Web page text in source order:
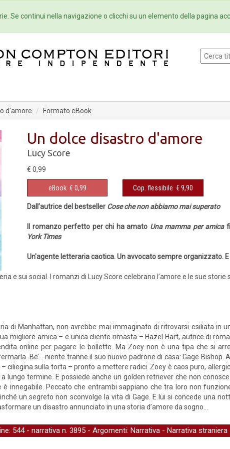
Autori Eventi Collane Newsletter
d'amore Formato eBook
Un dolce disastro d'amore
Lucy Score
€ 0,99
eBook € 0,99 Cop. flessibile € 9,90
Dall’autrice del bestseller Cose che non abbiamo mai superato
Il romanzo perfetto per chi ha amato Una mamma per amica
York Times
Un'agente letteraria caotica. Un avvocato sempre organizzato.
e sui social. I romanzi di Lucy Score celebrano l’amore e le sue storie
di Manhattan, non avrebbe mai immaginato di ritrovarsi esiliata in
migliore amica – e unica cliente rimasta – Hazel Hart, autrice di
online per pagare le bollette. Ma Zoey non è una tipa che si
Be’… niente tranne il suo nuovo padrone di casa: Gage
ciliegina sulla torta – pronto a mettere radici. Zoey è caos puro,
lungo termine. E possiede anche un golden retriever che non
è innegabile. Peccato che entrambi sappiano che tra loro non
un segreto non sconvolge la vita di Gage. E lui si concede una
un disastro annunciato in una storia d’amore da sogno…
544 - narrativa n. 3895 - Argomenti: Narrativa - Narrativa straniera
Se continui nella navigazione o clicchi su un elemento della pagina